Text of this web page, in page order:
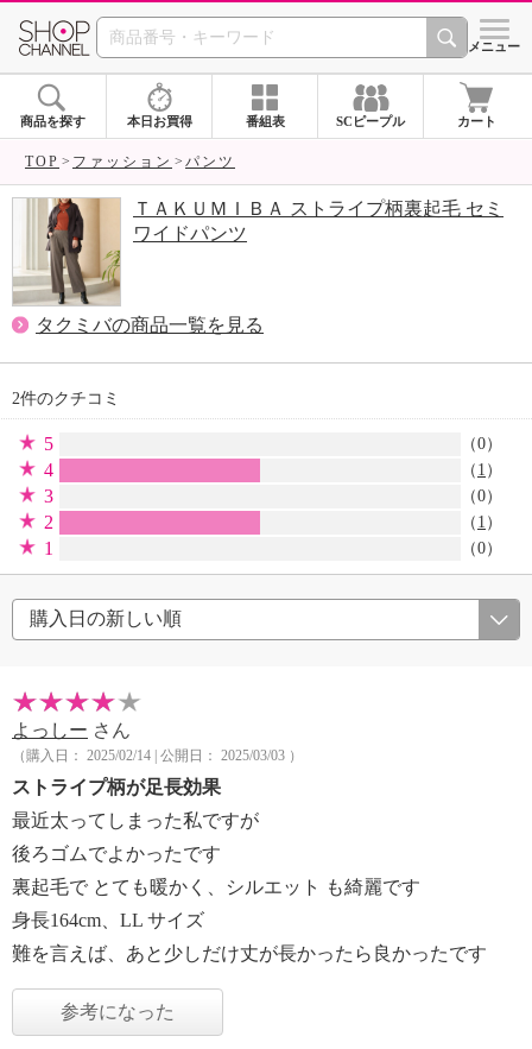
SHOP CHANNEL シメニュー
商品を探す 本日お買得 番組表 SCピープル カート
TOP ファッション パンツ
ＴＡＫＵＭＩＢＡ ストライプ柄裏起毛 セミ
ワイドパンツ
タクミバの商品一覧を見る
2件のクチコミ
5 （0）
4 （ 1 ）
3 （0）
2 （ 1 ）
1 （0）
よっしー さん
（購入日： 2025/02/14 | 公開日： 2025/03/03 ）
ストライプ柄が足長効果
最近太ってしまった私ですが
後ろゴムでよかったです
裏起毛で とても暖かく、シルエット も綺麗です
身長164cm、LL サイズ
難を言えば、あと少しだけ丈が長かったら良かったです
参考になった